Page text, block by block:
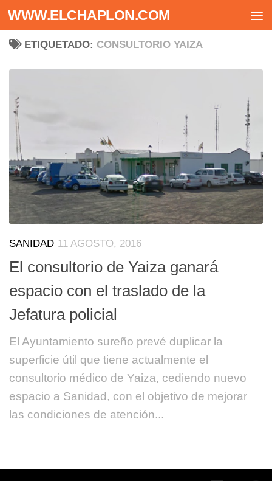
Saltar al contenido
WWW.ELCHAPLON.COM
ETIQUETADO: CONSULTORIO YAIZA
SANIDAD 11 AGOSTO, 2016
El consultorio de Yaiza ganará
espacio con el traslado de la
Jefatura policial
El Ayuntamiento sureño prevé duplicar la
superficie útil que tiene actualmente el
consultorio médico de Yaiza, cediendo nuevo
espacio a Sanidad, con el objetivo de mejorar
las condiciones de atención...